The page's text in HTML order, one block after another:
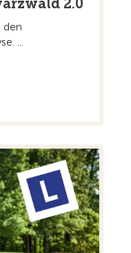
2.0
den
...